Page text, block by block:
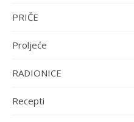
PRIČE
Proljeće
RADIONICE
Recepti